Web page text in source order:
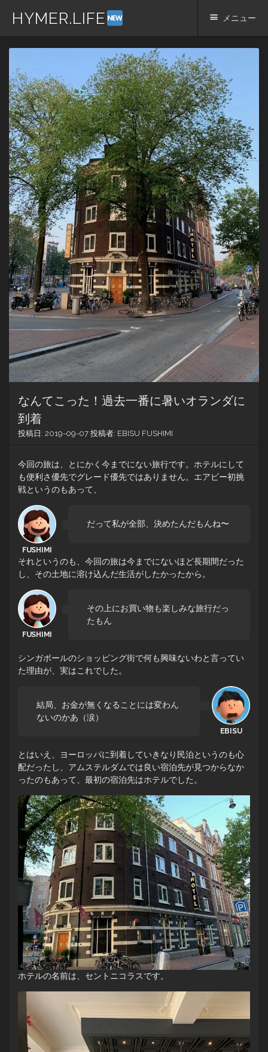
HYMER.LIFE メニュー
コ
テ
ン
ツ
へ
ス
キ
ッ
プ
なんてこった！過去一番に暑いオランダに
到着
投稿日: 2019-09-07 投稿者: EBISU FUSHIMI
今回の旅は、とにかく今までにない旅行です。ホテルにして
も便利さ優先でグレード優先ではありません。エアビー初挑
戦というのもあって、
だって私が全部、決めたんだもんね〜
それというのも、今回の旅は今までにないほど長期間だった
し、その土地に溶け込んだ生活がしたかったから。
その上にお買い物も楽しみな旅行だっ
たもん
シンガポールのショッピング街で何も興味ないわと言ってい
た理由が、実はこれでした。
結局、お金が無くなることには変わん
ないのかあ（涙）
とはいえ、ヨーロッパに到着していきなり民泊というのも心
配だったし、アムステルダムでは良い宿泊先が見つからなか
ったのもあって、最初の宿泊先はホテルでした。
ホテルの名前は、セントニコラスです。